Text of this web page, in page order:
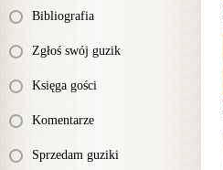
Bibliografia
Zgłoś swój guzik
Księga gości
Komentarze
Sprzedam guziki